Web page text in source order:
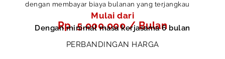
dengan membayar biaya bulanan yang terjangkau
Mulai dari
Rp. 5.000.000 / Bulan
Dengan minimal masa kerjasama 6 bulan
PERBANDINGAN HARGA